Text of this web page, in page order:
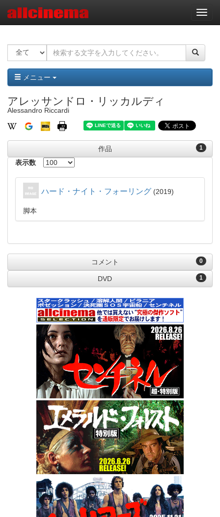
ナ
ビ
ー
ョ
ン
メニュー
アレッサンドロ・リッカルディ
Alessandro Riccardi
1
作品
表示数
ハード・ナイト・フォーリング 2019
脚本
0
コメント
1
DVD